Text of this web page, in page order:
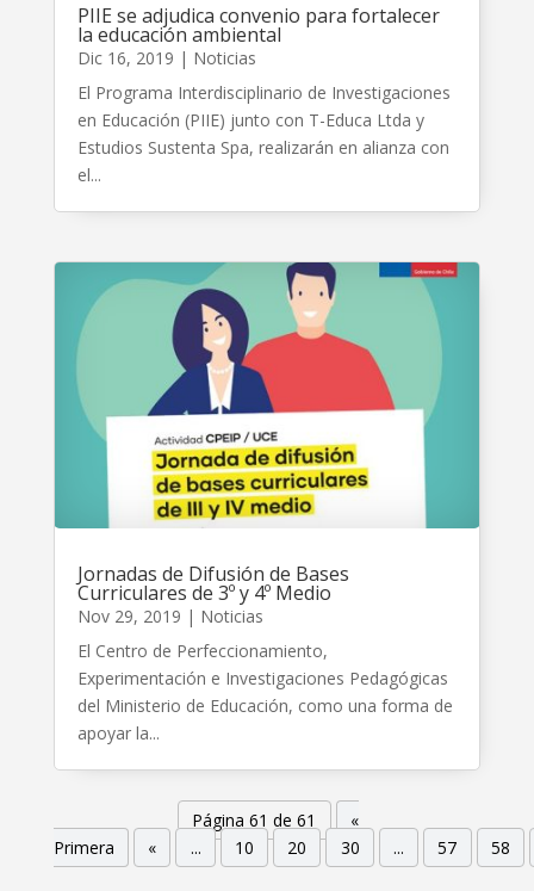
PIIE se adjudica convenio para fortalecer
la educación ambiental
Dic 16, 2019 | Noticias
El Programa Interdisciplinario de Investigaciones
en Educación (PIIE) junto con T-Educa Ltda y
Estudios Sustenta Spa, realizarán en alianza con
el...
Jornadas de Difusión de Bases
Curriculares de 3º y 4º Medio
Nov 29, 2019 | Noticias
El Centro de Perfeccionamiento,
Experimentación e Investigaciones Pedagógicas
del Ministerio de Educación, como una forma de
apoyar la...
Página 61 de 61
«
Primera
« ... 10 20 30 ... 57 58